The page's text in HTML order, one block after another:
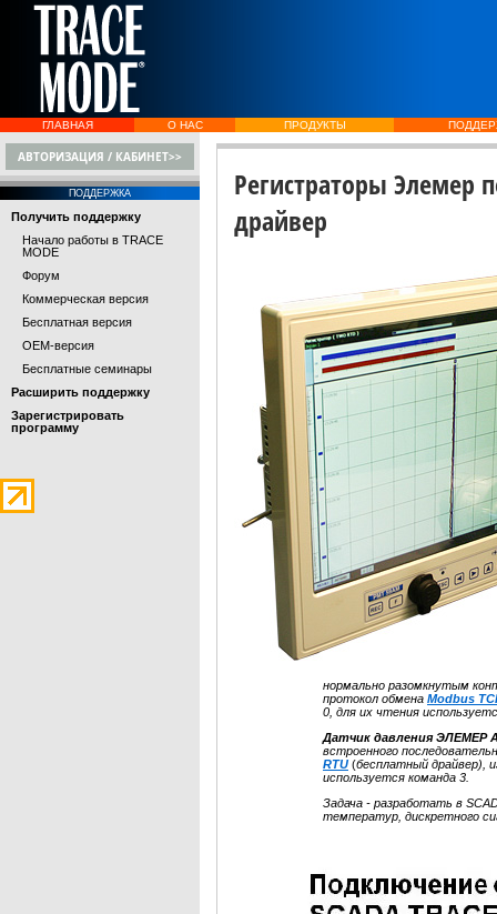
ГЛАВНАЯ О НАС ПРОДУКТЫ
АВТОРИЗАЦИЯ / КАБИНЕТ>>
ПОДДЕРЖКА
Получить поддержку
Начало работы в TRACE
MODE
Форум
Коммерческая версия
Бесплатная версия
OEM-версия
Бесплатные семинары
Расширить поддержку
Зарегистрировать
программу
Регистраторы Элемер
драйвер
нормально разомкнутым
протокол обмена Modbus
0, для их чтения
Датчик давления ЭЛЕМЕР
встроенного
RTU (бесплатный драйвер),
используется команда 3.
Задача - разработать в
температур, дискретного